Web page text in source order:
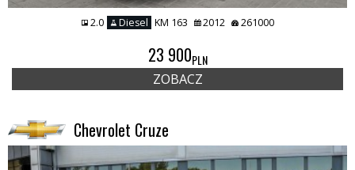
2.0 Diesel KM 163 2012 261000
23 900PLN
ZOBACZ
Chevrolet Cruze